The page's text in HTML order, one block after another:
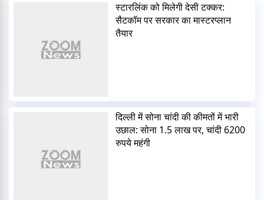
स्टारलिंक को मिलेगी देसी टक्कर:
सैटकॉम पर सरकार का मास्टरप्लान
तैयार
दिल्ली में सोना चांदी की कीमतों में भारी
उछाल: सोना 1.5 लाख पर, चांदी 6200
रुपये महंगी